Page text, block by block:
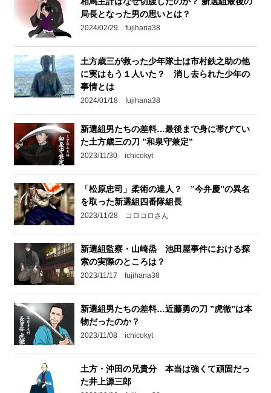
局長となった男の思いとは？
2024/02/29 fujihana38
土方歳三が救った少年隊士は市村鉄之助の他
に実はもう１人いた？ 消し去られた少年の
事情とは
2024/01/18 fujihana38
新選組男たちの差料…最後まで身に帯びてい
た土方歳三の刀 ”和泉守兼定”
2023/11/30 ichicokyt
「松原忠司」柔術の達人？ ”今弁慶”の異名
を取った新選組四番隊組長
2023/11/28 コロコロさん
新選組監察・山崎烝 池田屋事件における探
索の実際のところは？
2023/11/17 fujihana38
新選組男たちの差料…近藤勇の刀 ”虎徹”は本
物だったのか？
2023/11/08 ichicokyt
土方・沖田の兄貴分 本当は強くて頑固だっ
た井上源三郎